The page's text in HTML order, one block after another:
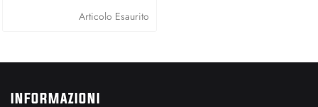
Articolo Esaurito
INFORMAZIONI